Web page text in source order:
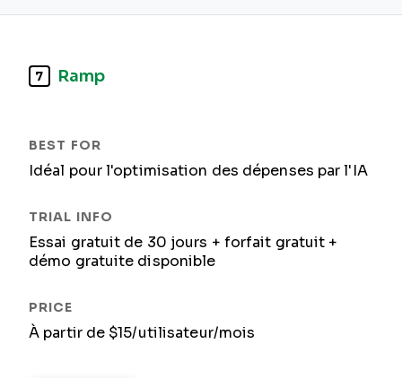
7 Ramp
Idéal pour l'optimisation des dépenses par l'IA
Essai gratuit de 30 jours + forfait gratuit +
démo gratuite disponible
À partir de $15/utilisateur/mois